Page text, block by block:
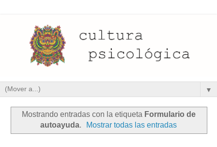
▼
Mostrando entradas con la etiqueta Formulario de
autoayuda. Mostrar todas las entradas